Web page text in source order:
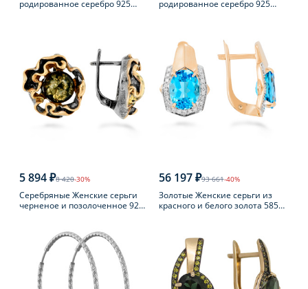
родированное серебро 925
родированное серебро 925
5 894 ₽8 420-30%
Серебряные Женские серьги
черненое и позолоченное 925
56 197 ₽93 661-40%
Золотые Женские серьги из
красного и белого золота 585